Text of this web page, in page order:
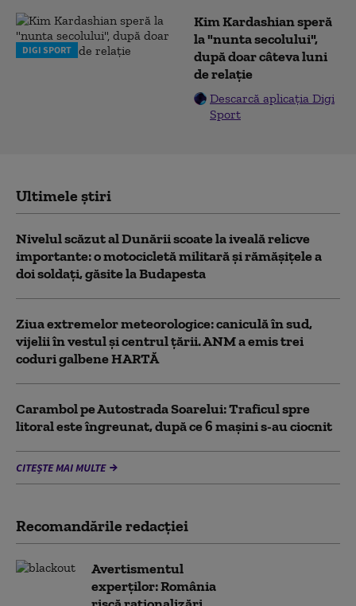
DIGI SPORT
Kim Kardashian speră
la "nunta secolului",
după doar câteva luni
de relație
Descarcă aplicația Digi
Sport
Ultimele știri
Nivelul scăzut al Dunării scoate la iveală relicve
importante: o motocicletă militară și rămășițele a
doi soldați, găsite la Budapesta
Ziua extremelor meteorologice: caniculă în sud,
vijelii în vestul și centrul țării. ANM a emis trei
coduri galbene HARTĂ
Carambol pe Autostrada Soarelui: Traficul spre
litoral este îngreunat, după ce 6 mașini s-au ciocnit
CITEȘTE MAI MULTE
Recomandările redacţiei
Avertismentul
experților: România